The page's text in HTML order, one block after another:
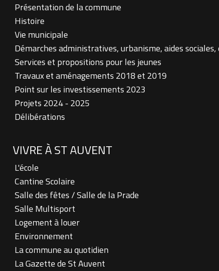
Présentation de la commune
Histoire
Vie municipale
Démarches administratives, urbanisme, aides
Services et propositions pour les jeunes
Travaux et aménagements 2018 et 2019
Point sur les investissements 2023
Projets 2024 - 2025
Délibérations
VIVRE À ST AUVENT
L'école
Cantine Scolaire
Salle des fêtes / Salle de la Prade
Salle Multisport
Logement à louer
Environnement
La commune au quotidien
La Gazette de St Auvent